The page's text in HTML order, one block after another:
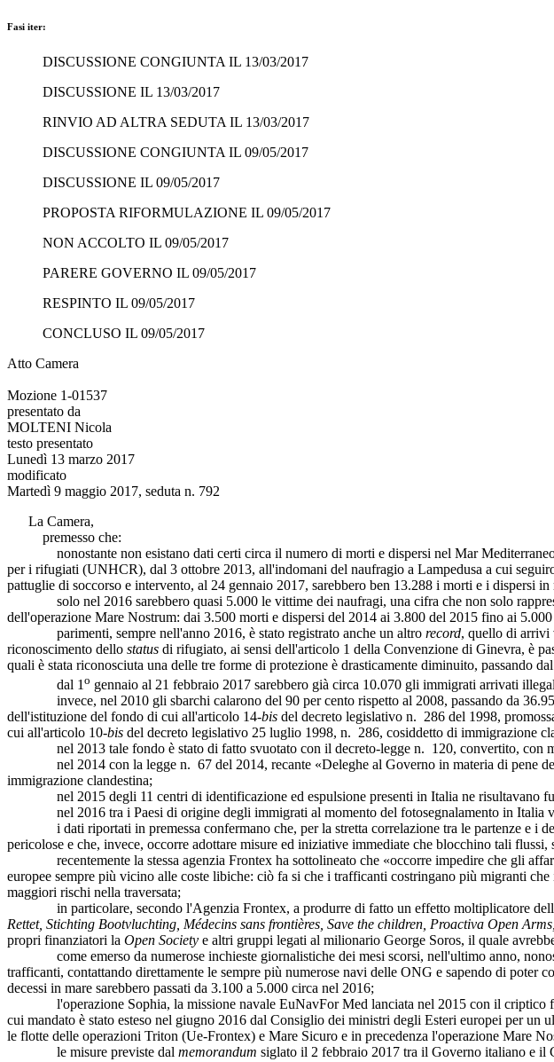
Fasi iter:
DISCUSSIONE CONGIUNTA IL 13/03/2017
DISCUSSIONE IL 13/03/2017
RINVIO AD ALTRA SEDUTA IL 13/03/2017
DISCUSSIONE CONGIUNTA IL 09/05/2017
DISCUSSIONE IL 09/05/2017
PROPOSTA RIFORMULAZIONE IL 09/05/2017
NON ACCOLTO IL 09/05/2017
PARERE GOVERNO IL 09/05/2017
RESPINTO IL 09/05/2017
CONCLUSO IL 09/05/2017
Atto Camera
Mozione 1-01537
presentato da
MOLTENI Nicola
testo presentato
Lunedì 13 marzo 2017
modificato
Martedì 9 maggio 2017, seduta n. 792
La Camera,
premesso che:
nonostante non esistano dati certi circa il numero di morti e dispersi nel Mar Mediterraneo
per i rifugiati (UNHCR), dal 3 ottobre 2013, all'indomani del naufragio a Lampedusa a cui
pattuglie di soccorso e intervento, al 24 gennaio 2017, sarebbero ben 13.288 i morti e i dispersi
solo nel 2016 sarebbero quasi 5.000 le vittime dei naufragi, una cifra che non solo
dell'operazione Mare Nostrum: dai 3.500 morti e dispersi del 2014 ai 3.800 del 2015 fino ai
parimenti, sempre nell'anno 2016, è stato registrato anche un altro record, quello di arrivi
riconoscimento dello status di rifugiato, ai sensi dell'articolo 1 della Convenzione di Ginevra, è
quali è stata riconosciuta una delle tre forme di protezione è drasticamente diminuito, passando
dal 1 o gennaio al 21 febbraio 2017 sarebbero già circa 10.070 gli immigrati arrivati
invece, nel 2010 gli sbarchi calarono del 90 per cento rispetto al 2008, passando da
dell'istituzione del fondo di cui all'articolo 14-bis del decreto legislativo n. 286 del 1998,
cui all'articolo 10-bis del decreto legislativo 25 luglio 1998, n. 286, cosiddetto di immigrazione
nel 2013 tale fondo è stato di fatto svuotato con il decreto-legge n. 120, convertito, con
nel 2014 con la legge n. 67 del 2014, recante «Deleghe al Governo in materia di pene
immigrazione clandestina;
nel 2015 degli 11 centri di identificazione ed espulsione presenti in Italia ne risultavano
nel 2016 tra i Paesi di origine degli immigrati al momento del fotosegnalamento in Italia vi
i dati riportati in premessa confermano che, per la stretta correlazione tra le partenze e i
pericolose e che, invece, occorre adottare misure ed iniziative immediate che blocchino tali flussi,
recentemente la stessa agenzia Frontex ha sottolineato che «occorre impedire che gli
europee sempre più vicino alle coste libiche: ciò fa si che i trafficanti costringano più migranti che
maggiori rischi nella traversata;
in particolare, secondo l'Agenzia Frontex, a produrre di fatto un effetto moltiplicatore delle
Rettet, Stichting Bootvluchting, Médecins sans frontières, Save the children, Proactiva Open
propri finanziatori la Open Society e altri gruppi legati al milionario George Soros, il quale
come emerso da numerose inchieste giornalistiche dei mesi scorsi, nell'ultimo anno,
trafficanti, contattando direttamente le sempre più numerose navi delle ONG e sapendo di poter
decessi in mare sarebbero passati da 3.100 a 5.000 circa nel 2016;
l'operazione Sophia, la missione navale EuNavFor Med lanciata nel 2015 con il criptico
cui mandato è stato esteso nel giugno 2016 dal Consiglio dei ministri degli Esteri europei per
le flotte delle operazioni Triton (Ue-Frontex) e Mare Sicuro e in precedenza l'operazione Mare
le misure previste dal memorandum siglato il 2 febbraio 2017 tra il Governo italiano e il